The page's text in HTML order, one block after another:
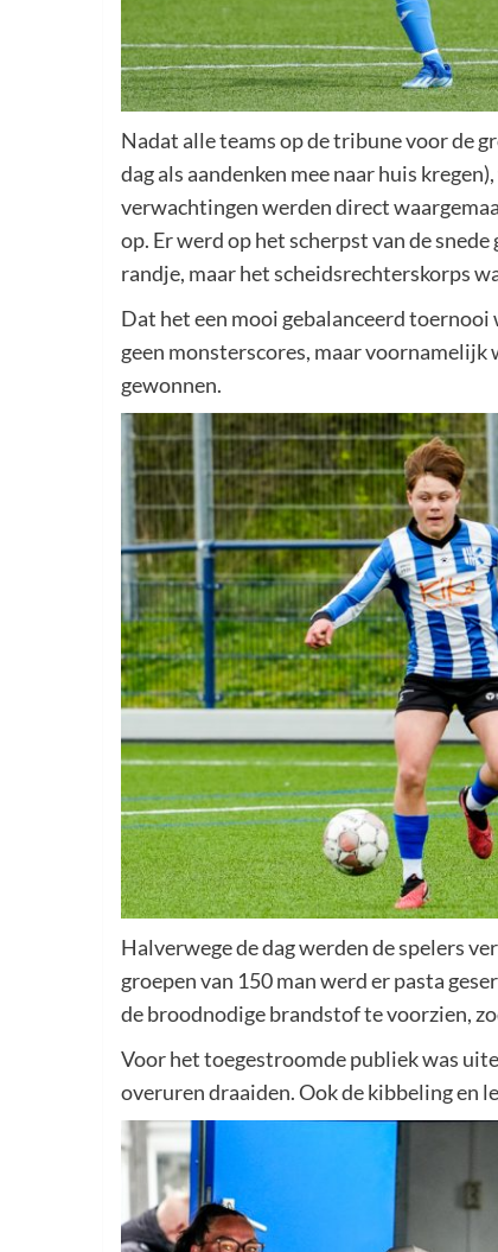
Nadat alle teams op de tribune voor de
dag als aandenken mee naar huis
verwachtingen werden direct
op. Er werd op het scherpst van de
randje, maar het scheidsrechterskorps
Dat het een mooi gebalanceerd
geen monsterscores, maar
gewonnen.
Halverwege de dag werden de spelers
groepen van 150 man werd er pasta
de broodnodige brandstof te voorzien,
Voor het toegestroomde publiek was
overuren draaiden. Ook de kibbeling en